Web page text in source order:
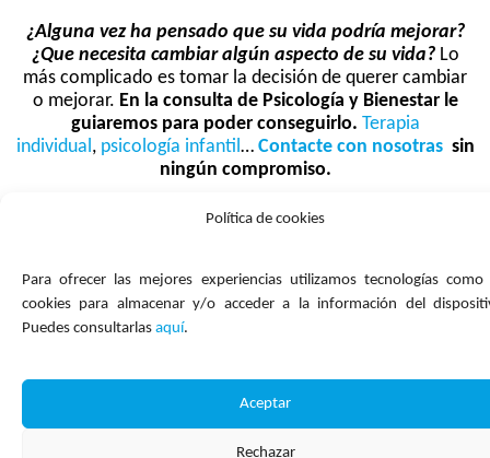
Política de cookies
Para ofrecer las mejores experiencias utilizamos tecnologías como
cookies para almacenar y/o acceder a la información del
Puedes consultarlas aquí.
Aceptar
Rechazar
¿Alguna vez ha pensado que su vida podría mejorar?
¿Que necesita cambiar algún aspecto de su vida?Lo
más complicado es tomar la decisión de querer cambiar
o mejorar. En la consulta de Psicología y Bienestar le
guiaremos para poder conseguirlo. Terapia
individual , psicología infantil … Contacte con nosotras sin
ningún compromiso.